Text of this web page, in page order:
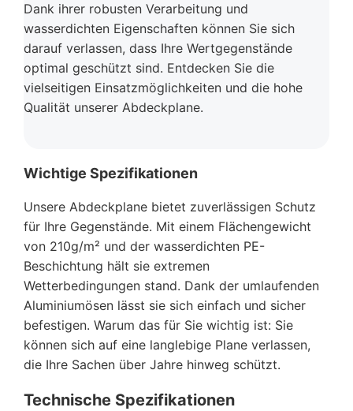
Dank ihrer robusten Verarbeitung und
wasserdichten Eigenschaften können Sie sich
darauf verlassen, dass Ihre Wertgegenstände
optimal geschützt sind. Entdecken Sie die
vielseitigen Einsatzmöglichkeiten und die hohe
Qualität unserer Abdeckplane.
Wichtige Spezifikationen
Unsere Abdeckplane bietet zuverlässigen Schutz
für Ihre Gegenstände. Mit einem Flächengewicht
von 210g/m² und der wasserdichten PE-
Beschichtung hält sie extremen
Wetterbedingungen stand. Dank der umlaufenden
Aluminiumösen lässt sie sich einfach und sicher
befestigen. Warum das für Sie wichtig ist: Sie
können sich auf eine langlebige Plane verlassen,
die Ihre Sachen über Jahre hinweg schützt.
Technische Spezifikationen